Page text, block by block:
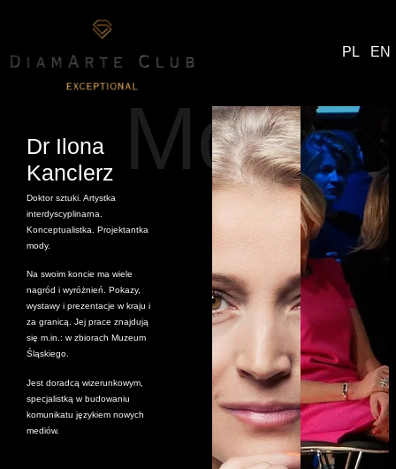
PL EN
Dr Ilona
Kanclerz
Doktor sztuki. Artystka
interdyscyplinarna.
Konceptualistka. Projektantka
mody.
Na swoim koncie ma wiele
nagród i wyróżnień. Pokazy,
wystawy i prezentacje w kraju i
za granicą. Jej prace znajdują
się m.in.: w zbiorach Muzeum
Śląskiego.
Jest doradcą wizerunkowym,
specjalistką w budowaniu
komunikatu językiem nowych
mediów.
Moda